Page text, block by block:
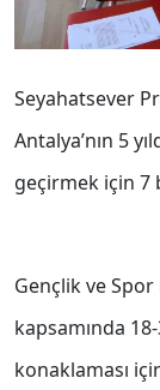
Seyahatsever
Antalya’nın 5
geçirmek için 7
Gençlik ve Spor
kapsamında
konaklaması